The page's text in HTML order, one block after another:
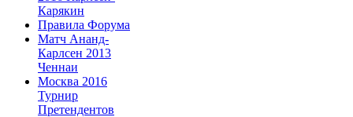
Карякин
Правила Форума
Матч Ананд-
Карлсен 2013
Ченнаи
Москва 2016
Турнир
Претендентов